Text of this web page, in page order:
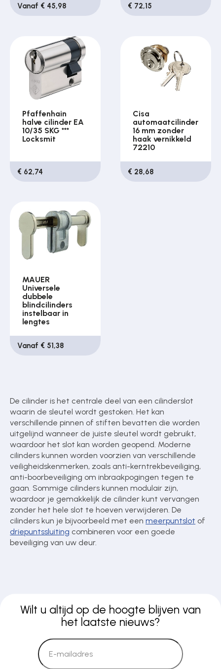
Vanaf € 45,98 € 72,15
Pfaffenhain
halve cilinder EA
10/35 SKG ***
Locksmit
€ 62,74
Cisa
automaatcilinder
16 mm zonder
haak vernikkeld
72210
€ 28,68
MAUER
Universele
dubbele
blindcilinders
instelbaar in
lengtes
Vanaf € 51,38
De cilinder is het centrale deel van een cilinderslot
waarin de sleutel wordt gestoken. Het kan
verschillende pinnen of stiften bevatten die worden
uitgelijnd wanneer de juiste sleutel wordt gebruikt,
waardoor het slot kan worden geopend. Moderne
cilinders kunnen worden voorzien van verschillende
veiligheidskenmerken, zoals anti-kerntrekbeveiliging,
anti-boorbeveiliging om inbraakpogingen tegen te
gaan. Sommige cilinders kunnen modulair zijn,
waardoor je gemakkelijk de cilinder kunt vervangen
zonder het hele slot te hoeven verwijderen. De
cilinders kun je bijvoorbeeld met eenmeerpuntslot of
driepuntssluiting combineren voor een goede
beveiliging van uw deur.
Wilt u altijd op de hoogte blijven van
het laatste nieuws?